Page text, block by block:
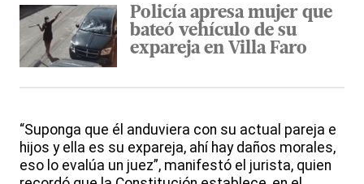
Policía apresa mujer que
bateó vehículo de su
expareja en Villa Faro
“Suponga que él anduviera con su actual pareja e
hijos y ella es su expareja, ahí hay daños morales,
eso lo evalúa un juez”, manifestó el jurista, quien